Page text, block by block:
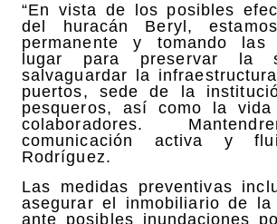
“En vista de los posibles
del huracán Beryl,
permanente y tomando las
lugar para preservar la
salvaguardar la
puertos, sede de la
pesqueros, así como la
colaboradores.
comunicación activa y
Rodríguez.
Las medidas preventivas
asegurar el inmobiliario de la
ante posibles inundaciones